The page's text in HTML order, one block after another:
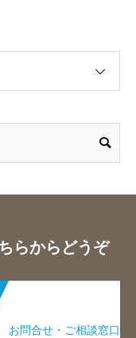
らからどうぞ
お問合せ・ご相談窓口​